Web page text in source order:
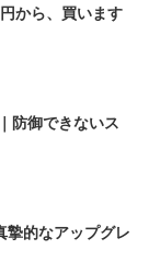
から、買います
防御できないス
摯的なアップグレ